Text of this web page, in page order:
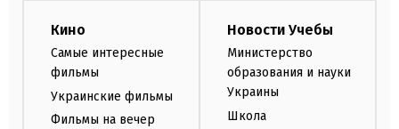
Кино
Самые интересные
фильмы
Украинские фильмы
Фильмы на вечер
Новости Учебы
Министерство
образования и науки
Украины
Школа